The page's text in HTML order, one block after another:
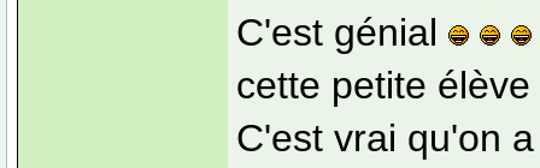
C'est génial
cette petite élève
C'est vrai qu'on